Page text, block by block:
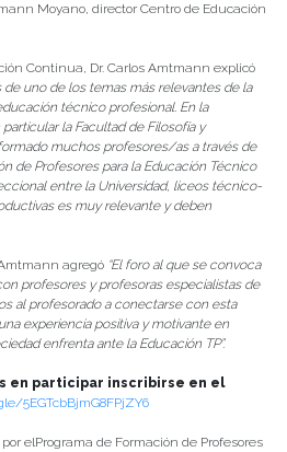
Moyano, director Centro de Educación
Continua, Dr. Carlos Amtmann explicó
de uno de los temas más relevantes de la
técnico profesional. En la
la Facultad de Filosofía y
muchos profesores/as a través de
de Profesores para la Educación Técnico
entre la Universidad, liceos técnico-
es muy relevante y deben
agregó “El foro al que se convoca
profesores y profesoras especialistas de
al profesorado a conectarse con esta
experiencia positiva y motivante en
enfrenta ante la Educación TP”.
en participar inscribirse en el
5EGTcbBjmG8FPjZY6
elPrograma de Formación de Profesores